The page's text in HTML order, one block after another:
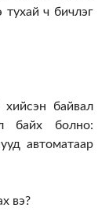
тухай ч бичлэг
хийсэн байвал
байх болно:
автоматаар
вэ?